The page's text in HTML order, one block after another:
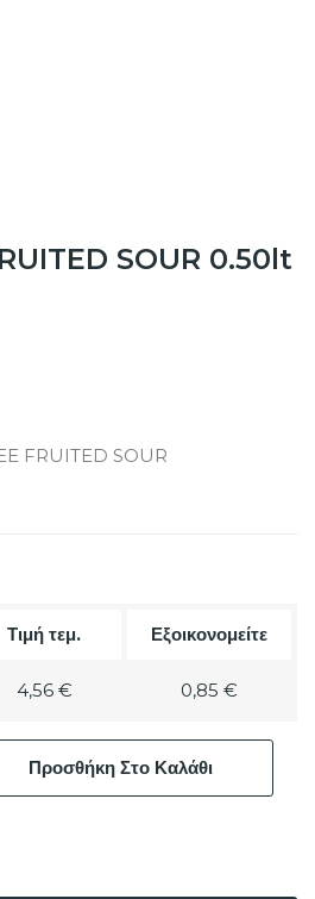
SOUR 0.50lt
FRUITED SOUR
Τιμή τεμ. Εξοικονομείτε
4,56 € 0,85 €
Προσθήκη Στο Καλάθι